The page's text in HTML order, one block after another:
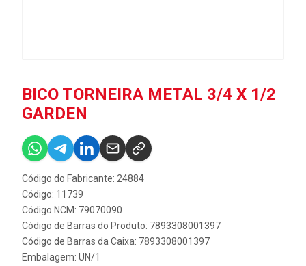
BICO TORNEIRA METAL 3/4 X 1/2
GARDEN
Código do Fabricante: 24884
Código: 11739
Código NCM: 79070090
Código de Barras do Produto: 7893308001397
Código de Barras da Caixa: 7893308001397
Embalagem: UN/1